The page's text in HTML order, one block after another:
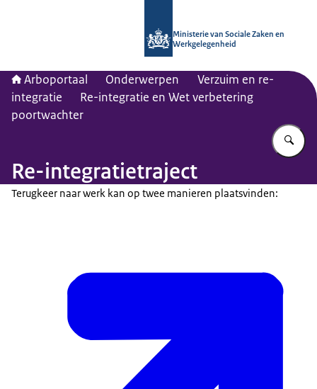
Ministerie van Sociale Zaken en
Werkgelegenheid
Arboportaal Onderwerpen
Verzuim en re-
integratie
Re-integratie en Wet verbetering
poortwachter
Re-integratietraject
Terugkeer naar werk kan op twee manieren plaatsvinden: